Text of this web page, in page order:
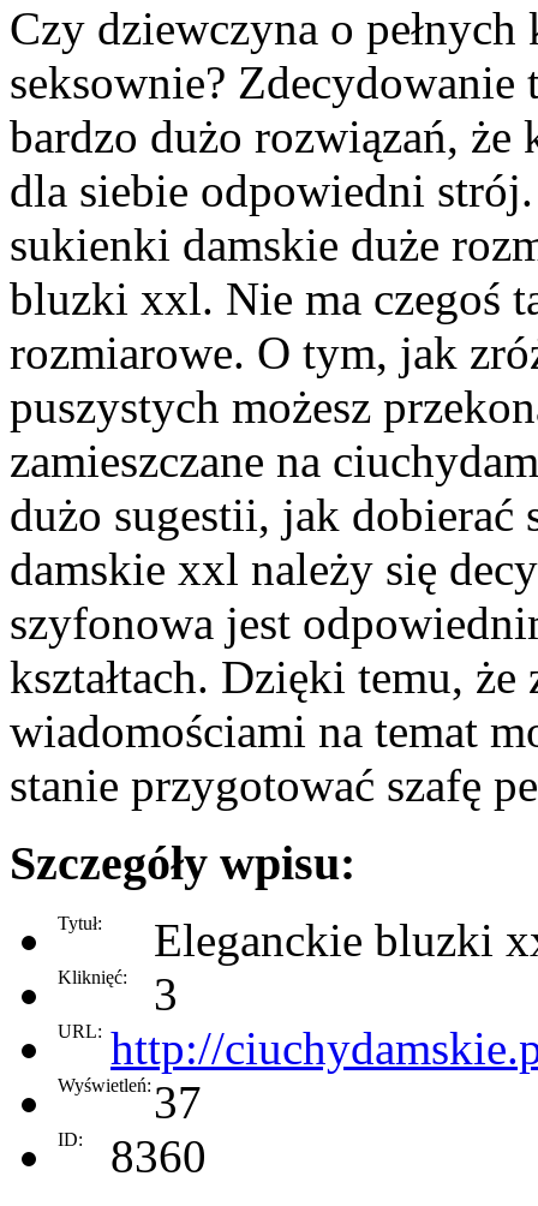
Czy dziewczyna o pełnych
seksownie? Zdecydowanie
bardzo dużo rozwiązań, że
dla siebie odpowiedni
sukienki damskie duże
bluzki xxl. Nie ma czegoś
rozmiarowe. O tym, jak
puszystych możesz
zamieszczane na
dużo sugestii, jak
damskie xxl należy się
szyfonowa jest
kształtach. Dzięki temu, że
wiadomościami na temat
stanie przygotować szafę
Szczegóły wpisu:
Tytuł: Eleganckie bluzki
Kliknięć: 3
URL: http://
Wyświetleń: 37
ID: 8360